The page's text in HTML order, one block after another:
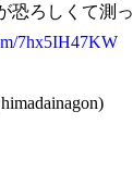
恐ろしくて測っ
7hx5IH47KW